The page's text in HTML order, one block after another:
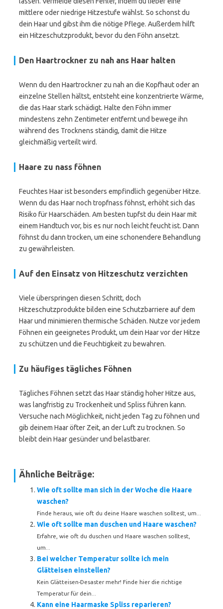
mittlere oder niedrige Hitzestufe wählst. So schonst du
dein Haar und gibst ihm die nötige Pflege. Außerdem hilft
ein Hitzeschutzprodukt, bevor du den Föhn ansetzt.
Den Haartrockner zu nah ans Haar halten
Wenn du den Haartrockner zu nah an die Kopfhaut oder an
einzelne Stellen hältst, entsteht eine konzentrierte Wärme,
die das Haar stark schädigt. Halte den Föhn immer
mindestens zehn Zentimeter entfernt und bewege ihn
während des Trocknens ständig, damit die Hitze
gleichmäßig verteilt wird.
Haare zu nass föhnen
Feuchtes Haar ist besonders empfindlich gegenüber Hitze.
Wenn du das Haar noch tropfnass föhnst, erhöht sich das
Risiko für Haarschäden. Am besten tupfst du dein Haar mit
einem Handtuch vor, bis es nur noch leicht feucht ist. Dann
föhnst du dann trocken, um eine schonendere Behandlung
zu gewährleisten.
Auf den Einsatz von Hitzeschutz verzichten
Viele überspringen diesen Schritt, doch
Hitzeschutzprodukte bilden eine Schutzbarriere auf dem
Haar und minimieren thermische Schäden. Nutze vor jedem
Föhnen ein geeignetes Produkt, um dein Haar vor der Hitze
zu schützen und die Feuchtigkeit zu bewahren.
Zu häufiges tägliches Föhnen
Tägliches Föhnen setzt das Haar ständig hoher Hitze aus,
was langfristig zu Trockenheit und Spliss führen kann.
Versuche nach Möglichkeit, nicht jeden Tag zu föhnen und
gib deinem Haar öfter Zeit, an der Luft zu trocknen. So
bleibt dein Haar gesünder und belastbarer.
Ähnliche Beiträge:
Wie oft sollte man sich in der Woche die Haare
waschen?
Finde heraus, wie oft du deine Haare waschen solltest, um...
Wie oft sollte man duschen und Haare waschen?
Erfahre, wie oft du duschen und Haare waschen solltest,
um...
Bei welcher Temperatur sollte ich mein
Glätteisen einstellen?
Kein Glätteisen-Desaster mehr! Finde hier die richtige
Temperatur für dein...
Kann eine Haarmaske Spliss reparieren?